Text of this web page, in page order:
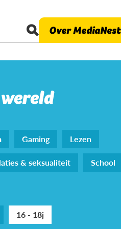
Over MediaNest
Gaming
Lezen
& seksualiteit
School
16 - 18j